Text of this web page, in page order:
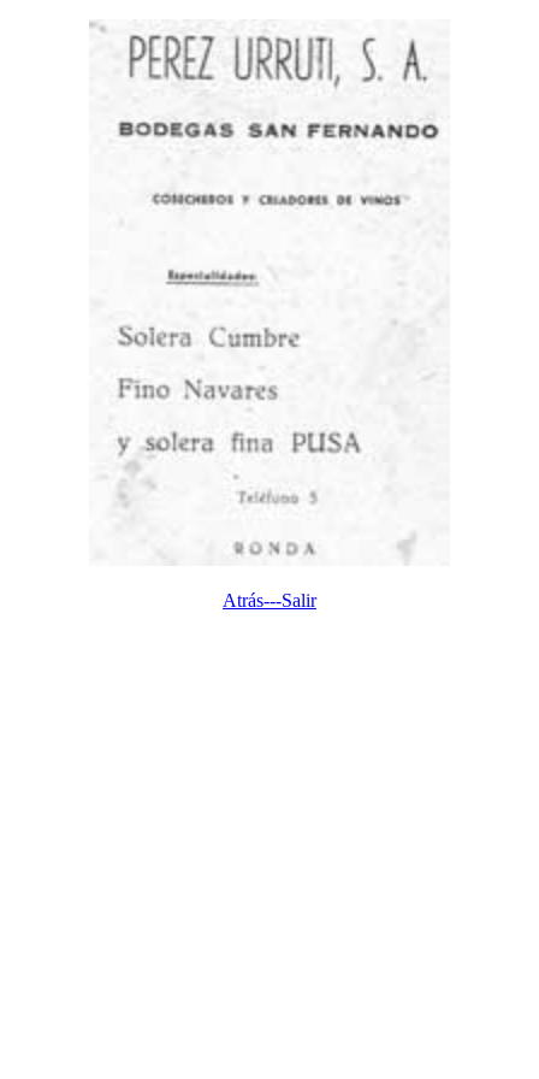
Atrás---Salir